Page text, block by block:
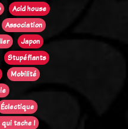
Acid house
Association
Japon
Stupéfiants
Mobilité
Éclectique
qui tache !